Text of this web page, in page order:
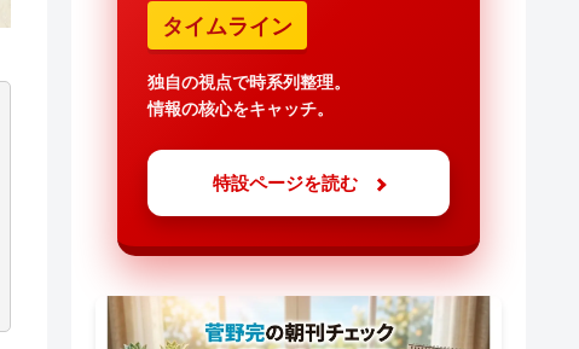
タイムライン
独自の視点で時系列整理。
情報の核心をキャッチ。
特設ページを読む